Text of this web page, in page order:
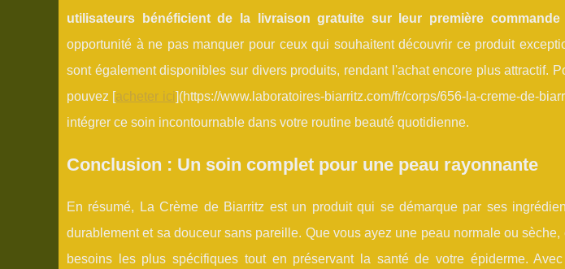
utilisateurs bénéficient de la livraison gratuite sur leur première commande
opportunité à ne pas manquer pour ceux qui souhaitent découvrir ce produit
sont également disponibles sur divers produits, rendant l'achat encore plus attractif.
pouvez [acheter ici](https://www.laboratoires-biarritz.com/fr/corps/656-la-creme-de-
intégrer ce soin incontournable dans votre routine beauté quotidienne.
Conclusion : Un soin complet pour une peau rayonnante
En résumé, La Crème de Biarritz est un produit qui se démarque par ses
durablement et sa douceur sans pareille. Que vous ayez une peau normale ou
besoins les plus spécifiques tout en préservant la santé de votre épiderme.